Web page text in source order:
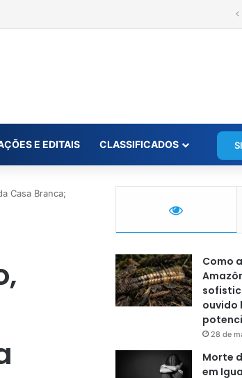
Óbidos
E EDITAIS CLASSIFICADOS
Casa Branca;
Como
ouvido
28 de
Morte
em